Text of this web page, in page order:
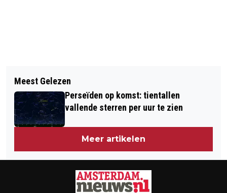
MOOI VERHAAL, JAN TROMP
OOK HET VIRUS H5N8 IS EEN
SCHEPSEL VAN GOD
Meest Gelezen
Perseïden op komst: tientallen
vallende sterren per uur te zien
Meer artikelen